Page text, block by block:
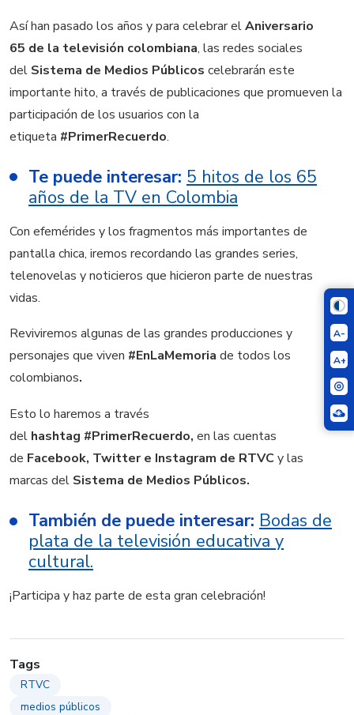
A-
A+
Así han pasado los años y para celebrar elAniversario
65 de la televisión colombiana, las redes sociales
del Sistema de Medios Públicos celebrarán este
importante hito, a través de publicaciones que promueven la
participación de los usuarios con la
etiqueta #PrimerRecuerdo.
Te puede interesar: 5 hitos de los 65
años de la TV en Colombia
Con efemérides y los fragmentos más importantes de
pantalla chica, iremos recordando las grandes series,
telenovelas y noticieros que hicieron parte de nuestras
vidas.
Reviviremos algunas de las grandes producciones y
personajes que viven #EnLaMemoria de todos los
colombianos.
Esto lo haremos a través
del hashtag #PrimerRecuerdo, en las cuentas
de Facebook, Twitter e Instagram de RTVC y las
marcas del Sistema de Medios Públicos.
También de puede interesar: Bodas de
plata de la televisión educativa y
cultural.
¡Participa y haz parte de esta gran celebración!
Tags
RTVC
medios públicos